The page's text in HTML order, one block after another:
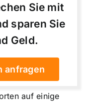
Sie mit
sparen Sie
Geld.
anfragen
auf einige